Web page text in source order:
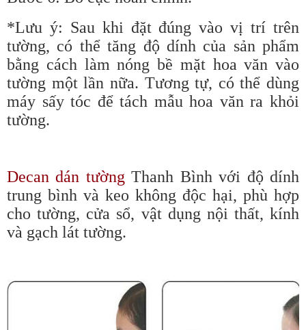
*Lưu ý: Sau khi đặt đúng vào vị trí trên
tường, có thể tăng độ dính của sản phẩm
bằng cách làm nóng bề mặt hoa văn vào
tường một lần nữa. Tương tự, có thể dùng
máy sấy tóc để tách mẫu hoa văn ra khỏi
tường.
Decan dán tường Thanh Bình với độ dính
trung bình và keo không độc hại, phù hợp
cho tường, cửa sổ, vật dụng nội thất, kính
và gạch lát tường.